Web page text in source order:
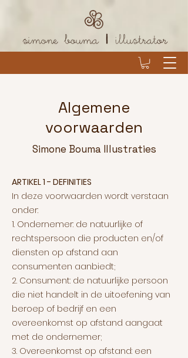
Algemene
voorwaarden
Simone Bouma Illustraties
ARTIKEL 1 - DEFINITIES
In deze voorwaarden wordt verstaan
onder:
1. Ondernemer: de natuurlijke of
rechtspersoon die producten en/of
diensten op afstand aan
consumenten aanbiedt;
2. Consument: de natuurlijke persoon
die niet handelt in de uitoefening van
beroep of bedrijf en een
overeenkomst op afstand aangaat
met de ondernemer;
3. Overeenkomst op afstand: een